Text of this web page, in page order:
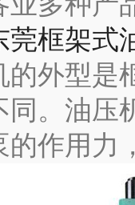
莞框架式
的外型是
同。油压
的作用力